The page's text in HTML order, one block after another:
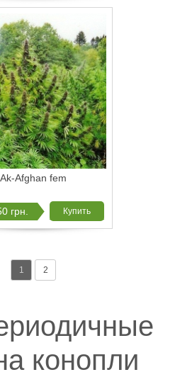
Ak-Afghan fem
грн. Купить
1 2
конопли